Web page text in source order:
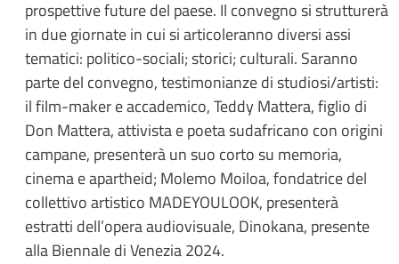
prospettive future del paese. Il convegno si strutturerà
in due giornate in cui si articoleranno diversi assi
tematici: politico-sociali; storici; culturali. Saranno
parte del convegno, testimonianze di studiosi/artisti:
il film-maker e accademico, Teddy Mattera, figlio di
Don Mattera, attivista e poeta sudafricano con origini
campane, presenterà un suo corto su memoria,
cinema e apartheid; Molemo Moiloa, fondatrice del
collettivo artistico MADEYOULOOK, presenterà
estratti dell’opera audiovisuale, Dinokana, presente
alla Biennale di Venezia 2024.